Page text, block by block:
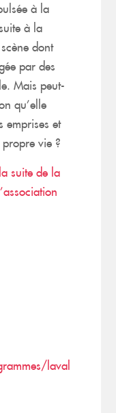
à la
à la
dont
par des
Mais peut-
qu’elle
emprises et
vie ?
suite de la
laval